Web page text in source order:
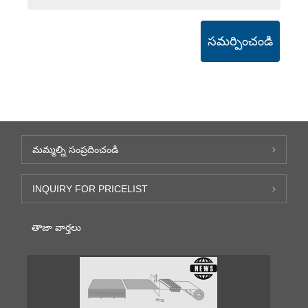
సమర్పించండి
మమ్మల్ని సంప్రదించండి
INQUIRY FOR PRICELIST
తాజా వార్తలు